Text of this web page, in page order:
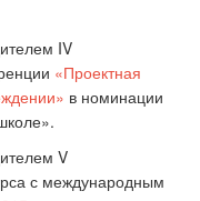
IV
«Проектная
в номинации
V
с международным